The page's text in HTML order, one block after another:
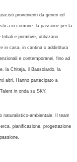
provenienti da generi ed
in comune: la passione per la
tribali e primitive, utilizzano
in casa, in cantina o addirittura
e contemporanei, fino ad
la Chiteja, il Bassolardo, la
altri. Hanno partecipato a
in onda su SKY.
naturalistico-ambientale. Il team
pianificazione, progettazione